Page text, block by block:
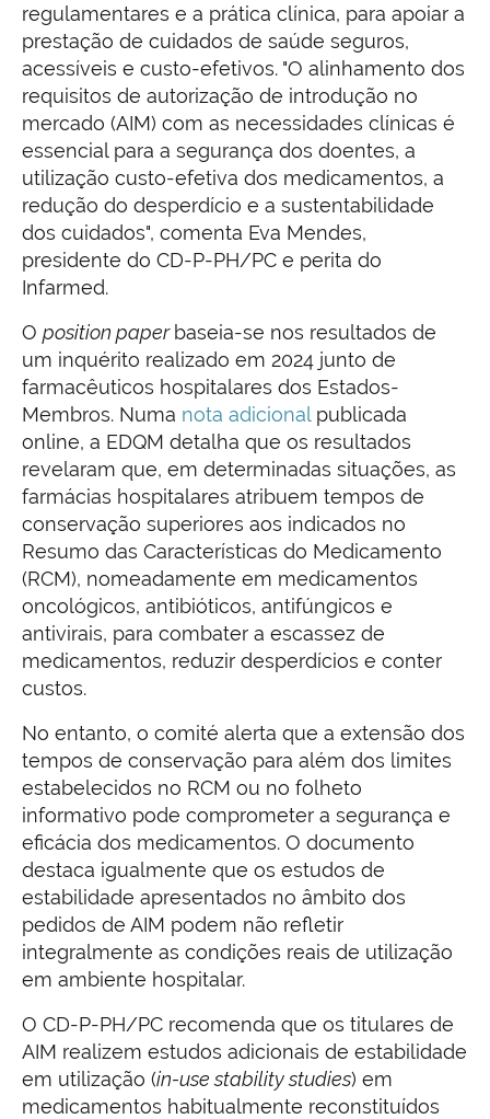
regulamentares e a prática clínica, para apoiar a
prestação de cuidados de saúde seguros,
acessíveis e custo-efetivos. "O alinhamento dos
requisitos de autorização de introdução no
mercado (AIM) com as necessidades clínicas é
essencial para a segurança dos doentes, a
utilização custo-efetiva dos medicamentos, a
redução do desperdício e a sustentabilidade
dos cuidados", comenta Eva Mendes,
presidente do CD-P-PH/PC e perita do
Infarmed.
O position paper baseia-se nos resultados de
um inquérito realizado em 2024 junto de
farmacêuticos hospitalares dos Estados-
Membros. Numa nota adicionalpublicada
online, a EDQM detalha que os resultados
revelaram que, em determinadas situações, as
farmácias hospitalares atribuem tempos de
conservação superiores aos indicados no
Resumo das Características do Medicamento
(RCM), nomeadamente em medicamentos
oncológicos, antibióticos, antifúngicos e
antivirais, para combater a escassez de
medicamentos, reduzir desperdícios e conter
custos.
No entanto, o comité alerta que a extensão dos
tempos de conservação para além dos limites
estabelecidos no RCM ou no folheto
informativo pode comprometer a segurança e
eficácia dos medicamentos. O documento
destaca igualmente que os estudos de
estabilidade apresentados no âmbito dos
pedidos de AIM podem não refletir
integralmente as condições reais de utilização
em ambiente hospitalar.
O CD-P-PH/PC recomenda que os titulares de
AIM realizem estudos adicionais de estabilidade
em utilização (in-use stability studies) em
medicamentos habitualmente reconstituídos